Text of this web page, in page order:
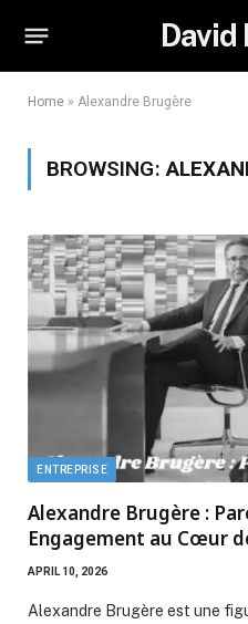
David
Home » Alexandre Brugère
BROWSING:
ENTREPRISE
Alexandre Brugère :
Engagement au Cœur
APRIL 10, 2026
Alexandre Brugère est une